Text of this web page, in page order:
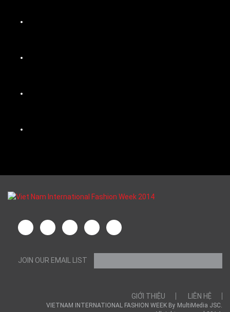
JOIN OUR EMAIL LIST
GIỚI THIỆU LIÊN HỆ
VIETNAM INTERNATIONAL FASHION WEEK By MultiMedia JSC.